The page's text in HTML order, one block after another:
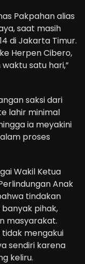
Pakpahan alias
saat masih
di Jakarta Timur.
Herpen Cibero,
satu hari,”
saksi dari
lahir minimal
ia meyakini
proses
Wakil Ketua
Anak
tindakan
pihak,
masyarakat.
mengakui
sendiri karena
keliru.